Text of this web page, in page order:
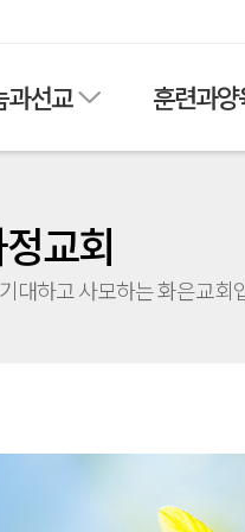
과선교 훈련과
교회
대하고 사모하는 화은교회